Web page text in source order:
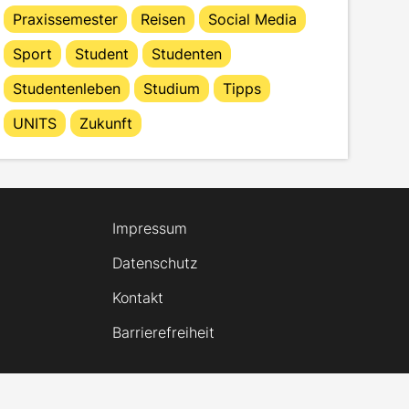
Praxissemester
Reisen
Social Media
Sport
Student
Studenten
Studentenleben
Studium
Tipps
UNITS
Zukunft
Impressum
Datenschutz
Kontakt
Barrierefreiheit